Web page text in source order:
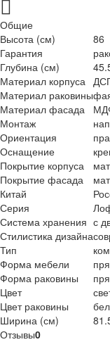
Общие
Высота (см)
86
Гарантия
Глубина (см)
Материал корпуса
Материал раковины
Материал фасада
Монтаж
Ориентация
Оснащение
Покрытие корпуса
Покрытие фасада
Китай
Серия
Система хранения с
Стилистика дизайна
Тип
Форма мебели
Форма раковины
Цвет
Цвет раковины
Ширина (см)
Отзывы0